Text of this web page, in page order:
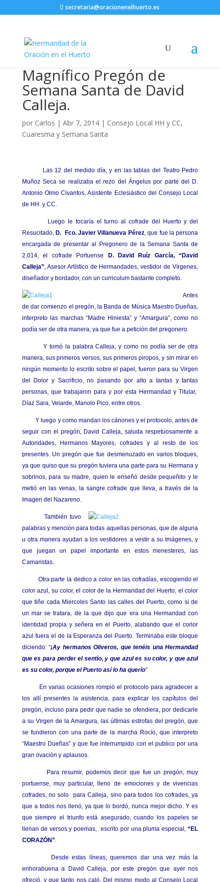
secretaria@oracionenelhuerto.es
Magnífico Pregón de
Semana Santa de David
Calleja.
por Carlos | Abr 7, 2014| Consejo Local HH y CC,
Cuaresma y Semana Santa
Las 12 del medido día, y en las tablas del Teatro Pedro
Muñoz Seca se realizaba el rezo del Ángelus por parte del D.
Antonio Olmo Civantos, Asistente Eclesiástico del Consejo Local
de HH. y CC.
Luego le tocaría el turno al cofrade del Huerto y del
Resucitado, D. Fco. Javier Villanueva Pérez, que fue la persona
encargada de presentar al Pregonero de la Semana Santa de
2.014, el cofrade Portuense
D. David Ruíz García, “David
Calleja”, Asesor Artístico de Hermandades, vestidor de Vírgenes,
diseñador y bordador, con un curriculum bastante completo.
Antes
de dar comienzo el pregón, la Banda de Música Maestro Dueñas,
interpreto las marchas “Madre Hiniesta” y “Amargura”, como no
podía ser de otra manera, ya que fue a petición del pregonero.
Y tomó la palabra Calleja, y como no podía ser de otra
manera, sus primeros versos, sus primeros piropos, y sin mirar en
ningún momento lo escrito sobre el papel, fueron para su Virgen
del Dolor y Sacrificio, no pasando por alto a tantas y tantas
personas, que trabajaron para y por esta Hermandad y Titular,
Díaz Sara, Velarde, Manolo Pico, entre otros.
Y luego y como mandan los cánones y el protocolo, antes de
seguir con el pregón, David Calleja, saluda respetuosamente a
Autoridades, Hermanos Mayores, cofrades y al resto de los
presentes. Un pregón que fue desmenuzado en varios bloques,
ya que quiso que su pregón tuviera una parte para su Hermana y
sobrinos, para su madre, quien le enseñó desde pequeñito y le
metió en las venas, la sangre cofrade que lleva, a través de la
Imagen del Nazareno.
También tuvo
palabras y mención para todas aquellas personas, que de alguna
u otra manera ayudan a los vestidores a vestir a su Imágenes, y
que juegan un papel importante en estos menesteres, las
Camaristas.
Otra parte la dedico a color en las cofradías, escogiendo el
color azul, su color, el color de la Hermandad del Huerto, el color
que tiñe cada Miercoles Santo las calles del Puerto, como si de
un mar se tratara, de la que dijo que era una Hermandad con
identidad propia y señera en el Puerto, alabando que el corlor
azul fuera el de la Esperanza del Puerto. Terminaba este bloque
diciendo: “¡Ay hermanos Oliveros, que tenéis una Hermandad
que es para perder el sentío, y que azul es su color, y que azul
es su color, porque el Puerto así lo ha querío”
En varias ocasiones rompió el protocolo para agradecer a
los allí presentes la asistencia, para explicar los capítulos del
pregón, incluso para pedir que nadie se ofendiera, por dedicarle
a su Virgen de la Amargura, las últimas estrofas del pregón, que
se fundieron con una parte de la marcha Rocío, que interpreto
“Maestro Dueñas” y que fue interrumpido con el publico por una
gran ovación y aplausos.
Para resumir, podemos decir que fue un pregón, muy
portuense, muy particular, lleno de emociones y de vivencias
cofrades, no solo para Calleja, sino para todos los cofrades, ya
que a todos nos llenó, ya que lo bordó, nunca mejor dicho. Y es
que siempre el triunfo está asegurado, cuando los papeles se
llenan de versos y poemas, escrito por una pluma especial,“EL
CORAZÓN”.
Desde estas líneas, queremos dar una vez más la
enhorabuena a David Calleja, por este pregón que ayer nos
ofreció, y que tanto nos caló. Del mismo modo al Consejo Local